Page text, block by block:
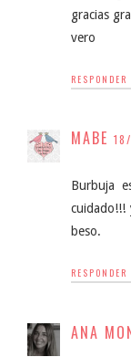
gracias
vero
RESPONDER
MABE
Burbuja
cuidado!!!
beso.
RESPONDER
ANA